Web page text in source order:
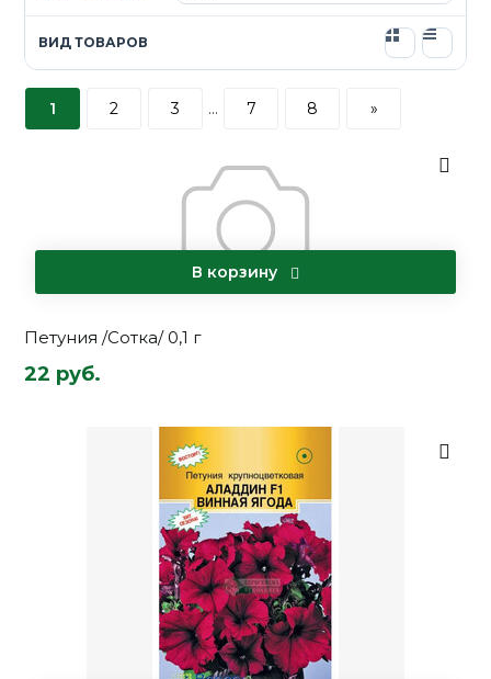
ВИД ТОВАРОВ
1 2 3 ... 7 8 »
В корзину
Петуния /Сотка/ 0,1 г
22 руб.